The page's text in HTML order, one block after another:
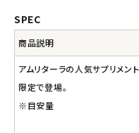
アカウント情報
ようこそ ゲスト 様
meeting_room ログイン
SPEC
商品説明
アムリターラの人気サプリメン
限定で登場。
※目安量